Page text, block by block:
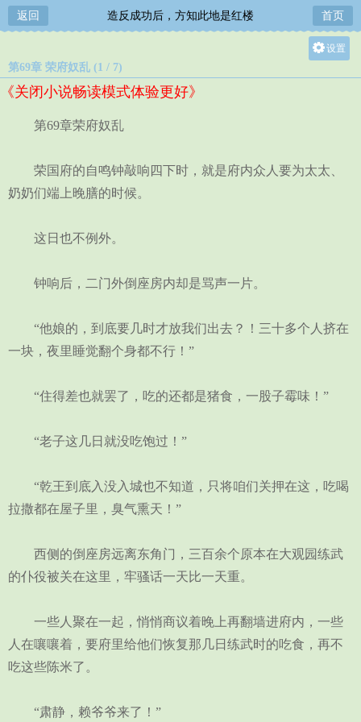
返回 造反成功后，方知此地是红楼 首页
设置
第69章 荣府奴乱 (1 / 7)
《关闭小说畅读模式体验更好》
第69章荣府奴乱
荣国府的自鸣钟敲响四下时，就是府内众人要为太太、
奶奶们端上晚膳的时候。
这日也不例外。
钟响后，二门外倒座房内却是骂声一片。
“他娘的，到底要几时才放我们出去？！三十多个人挤在
一块，夜里睡觉翻个身都不行！”
“住得差也就罢了，吃的还都是猪食，一股子霉味！”
“老子这几日就没吃饱过！”
“乾王到底入没入城也不知道，只将咱们关押在这，吃喝
拉撒都在屋子里，臭气熏天！”
西侧的倒座房远离东角门，三百余个原本在大观园练武
的仆役被关在这里，牢骚话一天比一天重。
一些人聚在一起，悄悄商议着晚上再翻墙进府内，一些
人在嚷嚷着，要府里给他们恢复那几日练武时的吃食，再不
吃这些陈米了。
“肃静，赖爷爷来了！”